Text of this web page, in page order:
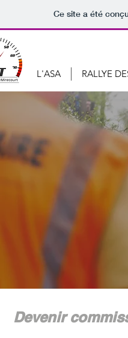
Ce site a été
L'ASA RALLYE
Devenir